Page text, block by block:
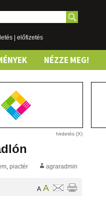
előfizetés
NÉZZE MEG!
, piactér agraradmin
A A